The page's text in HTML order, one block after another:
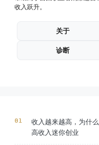
收入跃升。
关于
诊断
收入越来越高，为什
高收入迷你创业